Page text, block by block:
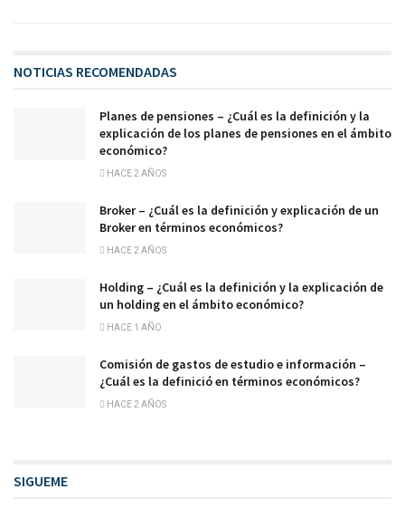
NOTICIAS RECOMENDADAS
Planes de pensiones – ¿Cuál es la definición y la
explicación de los planes de pensiones en el ámbito
económico?
HACE 2 AÑOS
Broker – ¿Cuál es la definición y explicación de un
Broker en términos económicos?
HACE 2 AÑOS
Holding – ¿Cuál es la definición y la explicación de
un holding en el ámbito económico?
HACE 1 AÑO
Comisión de gastos de estudio e información –
¿Cuál es la definició en términos económicos?
HACE 2 AÑOS
SIGUEME